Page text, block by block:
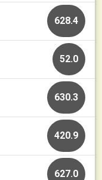
628.4
52.0
630.3
420.9
627.0